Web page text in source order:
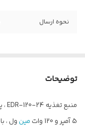
نحوه ارسال
توضیحات
5 آمپر و 120 وات
مین